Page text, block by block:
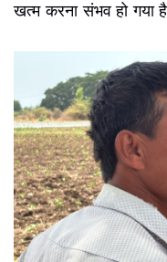
खत्म करना संभव हो गया